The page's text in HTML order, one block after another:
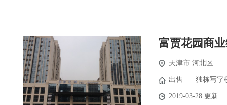
富贾花园商
天津市 河北区
出售 独栋写字
2019-03-28 更新